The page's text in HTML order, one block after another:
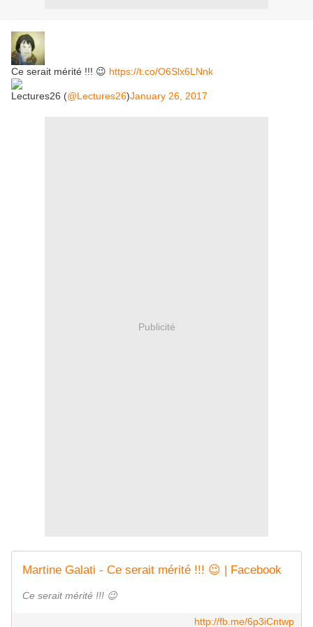
Ce serait mérité !!! 😉 https://t.co/O6Slx6LNnk
Lectures26 (@Lectures26)January 26, 2017
Publicité
Martine Galati - Ce serait mérité !!! 😉 | Facebook
Ce serait mérité !!! 😉
http://fb.me/6p3iCntwp